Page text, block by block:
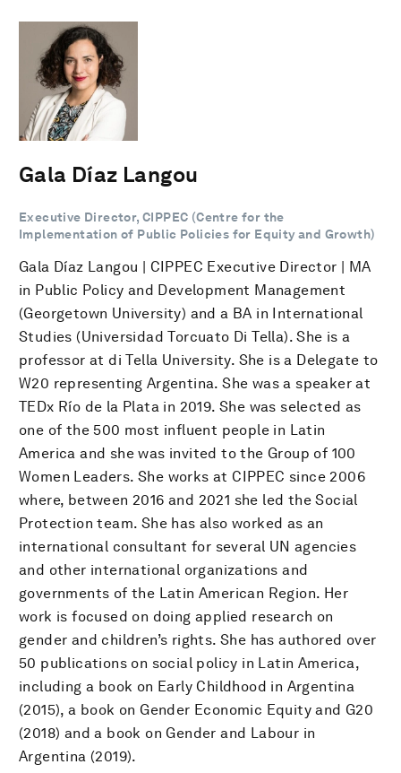
Gala Díaz Langou
Executive Director, CIPPEC (Centre for the
Implementation of Public Policies for Equity and Growth)
Gala Díaz Langou | CIPPEC Executive Director | MA
in Public Policy and Development Management
(Georgetown University) and a BA in International
Studies (Universidad Torcuato Di Tella). She is a
professor at di Tella University. She is a Delegate to
W20 representing Argentina. She was a speaker at
TEDx Río de la Plata in 2019. She was selected as
one of the 500 most influent people in Latin
America and she was invited to the Group of 100
Women Leaders. She works at CIPPEC since 2006
where, between 2016 and 2021 she led the Social
Protection team. She has also worked as an
international consultant for several UN agencies
and other international organizations and
governments of the Latin American Region. Her
work is focused on doing applied research on
gender and children’s rights. She has authored over
50 publications on social policy in Latin America,
including a book on Early Childhood in Argentina
(2015), a book on Gender Economic Equity and G20
(2018) and a book on Gender and Labour in
Argentina (2019).